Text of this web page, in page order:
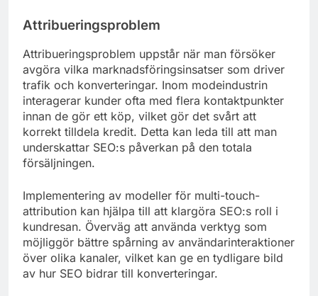
Attribueringsproblem
Attribueringsproblem uppstår när man försöker
avgöra vilka marknadsföringsinsatser som driver
trafik och konverteringar. Inom modeindustrin
interagerar kunder ofta med flera kontaktpunkter
innan de gör ett köp, vilket gör det svårt att
korrekt tilldela kredit. Detta kan leda till att man
underskattar SEO:s påverkan på den totala
försäljningen.
Implementering av modeller för multi-touch-
attribution kan hjälpa till att klargöra SEO:s roll i
kundresan. Överväg att använda verktyg som
möjliggör bättre spårning av användarinteraktioner
över olika kanaler, vilket kan ge en tydligare bild
av hur SEO bidrar till konverteringar.